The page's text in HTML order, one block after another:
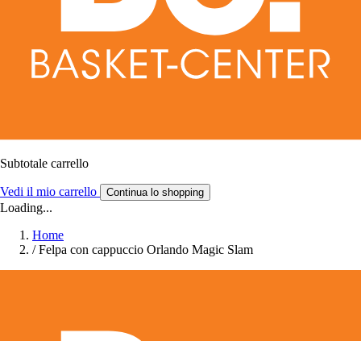
Subtotale carrello
Vedi il mio carrello Continua lo shopping
Loading...
Home
/ Felpa con cappuccio Orlando Magic Slam